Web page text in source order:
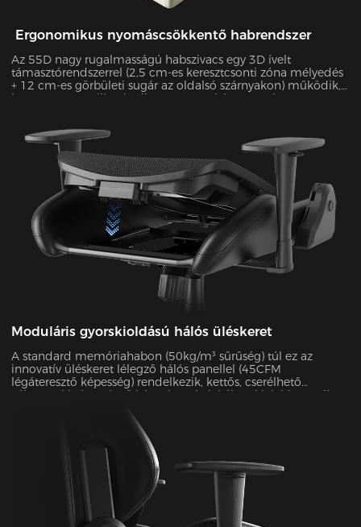
Ergonomikus nyomáscsökkentő habrendszer
Az 55D nagy rugalmasságú habszivacs egy 3D ívelt
támasztórendszerrel (2,5 cm-es keresztcsonti zóna mélyedés
+ 12 cm-es görbületi sugár az oldalsó szárnyakon) működik,
hogy pontosan illeszkedjen a testtartáshoz. A Tekscan
csúcsnyomást 4 órás ülés során.
Moduláris gyorskioldású hálós üléskeret
A standard memóriahabon (50kg/m³ sűrűség) túl ez az
innovatív üléskeret lélegző hálós panellel (45CFM
légáteresztő képesség) rendelkezik, kettős, cserélhető
változatokkal. A végső kényelem érdekében kialakított teljes
összeszerelhető. A nyári hónapokban ez a hálós konfiguráció
hatékonyan csökkenti az ülésfelület hőmérsékletét 5-8°C-kal,
amint azt infravörös hőkamerás vizsgálatokkal igazolták.